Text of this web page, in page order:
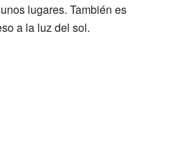
lugares. También es
a la luz del sol.